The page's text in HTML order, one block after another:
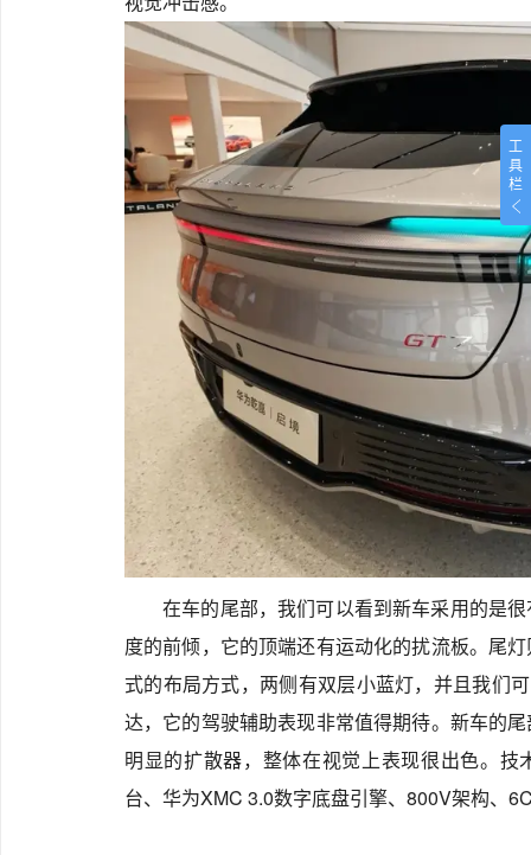
工
具
栏
在车的尾部，我们可以看到新车采用的是
度的前倾，它的顶端还有运动化的扰流板。尾
式的布局方式，两侧有双层小蓝灯，并且我们
达，它的驾驶辅助表现非常值得期待。新车的
明显的扩散器，整体在视觉上表现很出色。
台、华为XMC 3.0数字底盘引擎、800V架构、